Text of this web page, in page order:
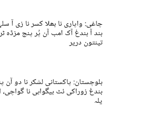
چاغی: واپاری نا بھلا کسر نا زی آ
بند آ بندغ آک امب آن پُر پنچ مزڈہ
تینتون دریر
بلوچستان: پاکستانی لشکر نا دو آن
بندغ زوراکی ئٹ بیگواہی نا
یلہ